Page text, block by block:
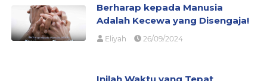
Berharap kepada Manusia
Adalah Kecewa yang Disengaja!
Eliyah 26/09/2024
Inilah Waktu yang Tepat